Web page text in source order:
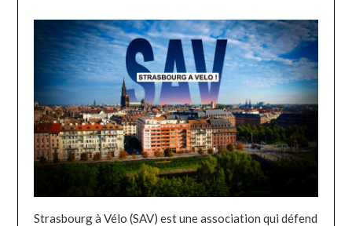
Strasbourg à Vélo (SAV) est une association qui défend